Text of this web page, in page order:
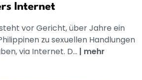
Internet
vor Gericht, über Jahre ein
zu sexuellen Handlungen
via Internet. D... | mehr